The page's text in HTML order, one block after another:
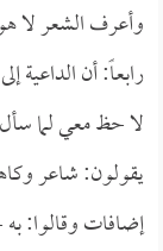
وأعرف الشعر لا
رابعاً: أن
لا حظ معي لما
يقولون: شاعر
إضافات وقالوا: